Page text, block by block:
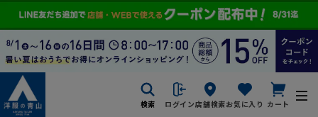
検索 ログイン店舗検索お気に入り カート